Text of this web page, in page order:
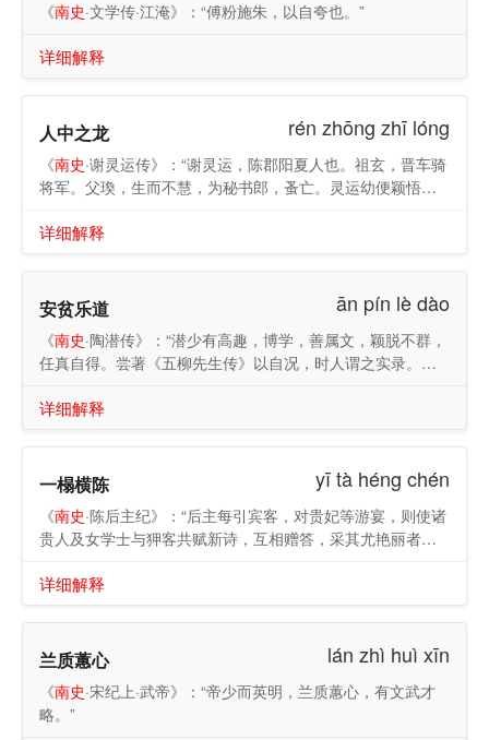
《南史·文学传·江淹》：“傅粉施朱，以自夸也。”
详细解释
人中之龙 rén zhōng zhī lóng
《南史·谢灵运传》：“谢灵运，陈郡阳夏人也。祖玄，晋车骑
将军。父瑍，生而不慧，为秘书郎，蚤亡。灵运幼便颖悟，
详细解释
安贫乐道 ān pín lè dào
《南史·陶潜传》：“潜少有高趣，博学，善属文，颖脱不群，
任真自得。尝著《五柳先生传》以自况，时人谓之实录。其
融然。”
详细解释
一榻横陈 yī tà héng chén
《南史·陈后主纪》：“后主每引宾客，对贵妃等游宴，则使诸
贵人及女学士与狎客共赋新诗，互相赠答，采其尤艳丽者，
之，分部迭进，持以相乐。其曲有《玉树后庭花》、《临春
市，征取百端。刑罚酷滥，牢狱常满。士民嗟怨，天下崩
离。”
详细解释
兰质蕙心 lán zhì huì xīn
《南史·宋纪上·武帝》：“帝少而英明，兰质蕙心，有文武才
略。”